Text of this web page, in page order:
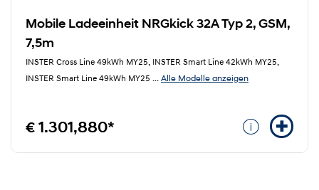
Mobile Ladeeinheit NRGkick 32A Typ 2, GSM,
7,5m
INSTER Cross Line 49kWh MY25, INSTER Smart Line 42kWh MY25,
INSTER Smart Line 49kWh MY25 ... Alle Modelle anzeigen
€ 1.301,880*